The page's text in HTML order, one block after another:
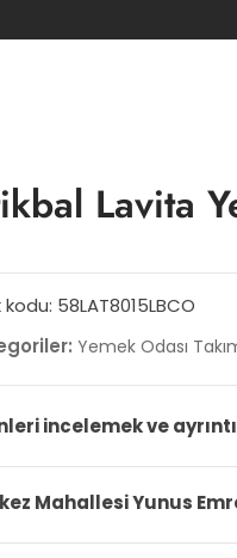
Lavita
kodu: 58LAT8015LBCO
Yemek Odası
incelemek ve
Mahallesi Yunus